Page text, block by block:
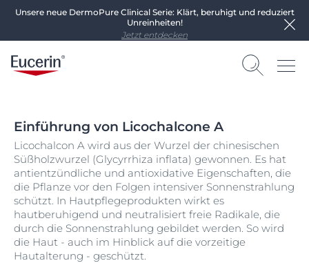
Unsere neue DermoPure Clinical Serie: Klärt, beruhigt und reduziert
Unreinheiten!
Jetzt entdecken
Einführung von Licochalcone A
Licochalcon A wird aus der Wurzel der chinesischen
Süßholzwurzel (Glycyrrhiza inflata) gewonnen. Es hat
antientzündliche und antioxidative Eigenschaften, die
die Pflanze vor den Folgen intensiver Sonnenstrahlung
schützt. In Hautpflegeprodukten wirkt es
hautberuhigend und neutralisiert freie Radikale, die
durch die Sonnenstrahlung gebildet werden. So wird
die Haut - auch im Hinblick auf die vorzeitige
Hautalterung - geschützt.